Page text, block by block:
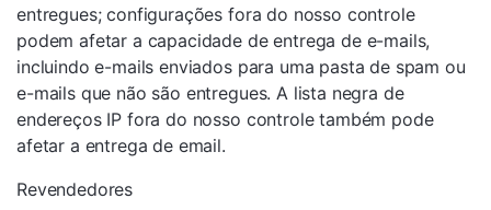
entregues; configurações fora do nosso controle
podem afetar a capacidade de entrega de e-mails,
incluindo e-mails enviados para uma pasta de spam ou
e-mails que não são entregues. A lista negra de
endereços IP fora do nosso controle também pode
afetar a entrega de email.
Revendedores